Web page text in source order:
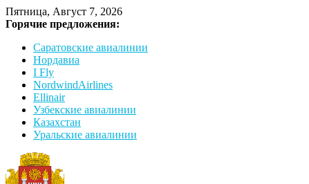
Пятница, Август 7, 2026
Горячие предложения:
Саратовские авиалинии
Нордавиа
I Fly
NordwindAirlines
Ellinair
Узбекские авиалинии
Казахстан
Уральские авиалинии